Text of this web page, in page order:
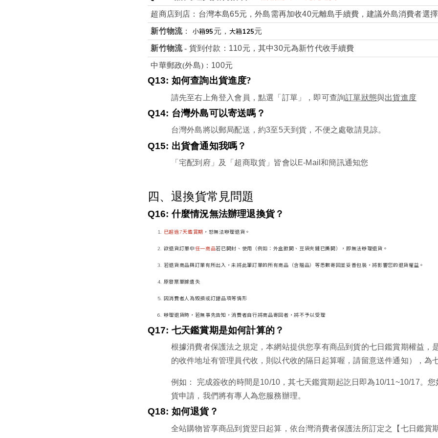
超商店到店：台灣本島65元，外島需再加收40元離島手續費，建議外島消費者選
新竹物流： 小箱95元， 大箱125元
新竹物流 - 貨到付款： 110元，其中30元為新竹代收手續費
中華郵政(外島)： 100元
Q13: 如何查詢出貨進度?
請先至右上角登入會員，點選「訂單」，即可查詢訂單狀態與出貨進度
Q14: 台灣外島可以寄送嗎？
台灣外島將以郵局配送，約3至5天到貨，不便之處敬請見諒。
Q15: 出貨會通知我嗎？
「宅配到府」及「超商取貨」皆會以 E-Mail和簡訊通知您
四、退換貨常見問題
Q16: 什麼情況無法辦理退換貨？
已超過7天鑑賞期 ，恕無法辦理退貨。
欲退貨訂單中任一商品若已開封、使用（例如：外盒掀開、豆袋夾鏈已撕開），即無法辦理退貨。
若退貨商品與訂單有所出入，未將此筆訂單的所有商品（含贈品）等悉數寄回並妥善包裝，將影響您的退貨權益。
原發票單據遺失
因消費者人為毀損或訂錯品項等情形
辦理退貨時，若無事先告知，消費者自行將商品寄回者，將不予以受理
Q17: 七天鑑賞期是如何計算的？
根據消費者保護法之規定，本網站提供您享有商品到貨的七日鑑賞期權益，
的收件地址有管理員代收，則以代收的隔日起算喔，請留意送件通知），為
例如： 完成簽收的時間是10/10 ，其七天鑑賞期起訖日即為10/11~10/17。您
貨申請，我們將有專人為您服務辦理。
Q18: 如何退貨？
全站購物皆享商品到貨翌日起算，依台灣消費者保護法所訂定之【七日鑑賞